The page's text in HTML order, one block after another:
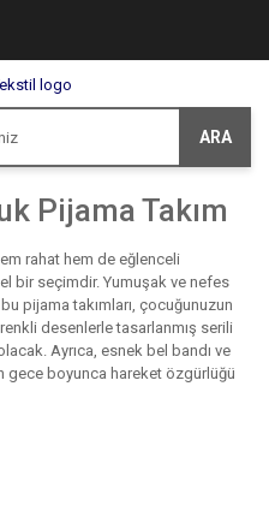
ARA
Pijama Takım
rahat hem de eğlenceli
bir seçimdir. Yumuşak ve nefes
pijama takımları, çocuğunuzun
desenlerle tasarlanmış serili
Ayrıca, esnek bel bandı ve
gece boyunca hareket özgürlüğü